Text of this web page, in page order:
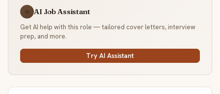
☕ AI Job Assistant
Get AI help with this role — tailored cover letters, interview
prep, and more.
Try AI Assistant